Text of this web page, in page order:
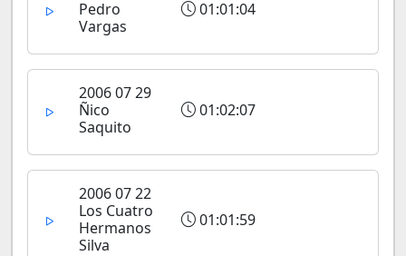
Pedro
Vargas
01:01:04
2006 07 29
Ñico
Saquito
01:02:07
2006 07 22
Los Cuatro
Hermanos
Silva
01:01:59